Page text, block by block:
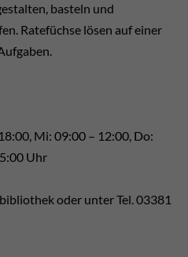
basteln und
Ratefüchse lösen auf einer
Mi: 09:00 – 12:00, Do:
Uhr
oder unter Tel. 03381